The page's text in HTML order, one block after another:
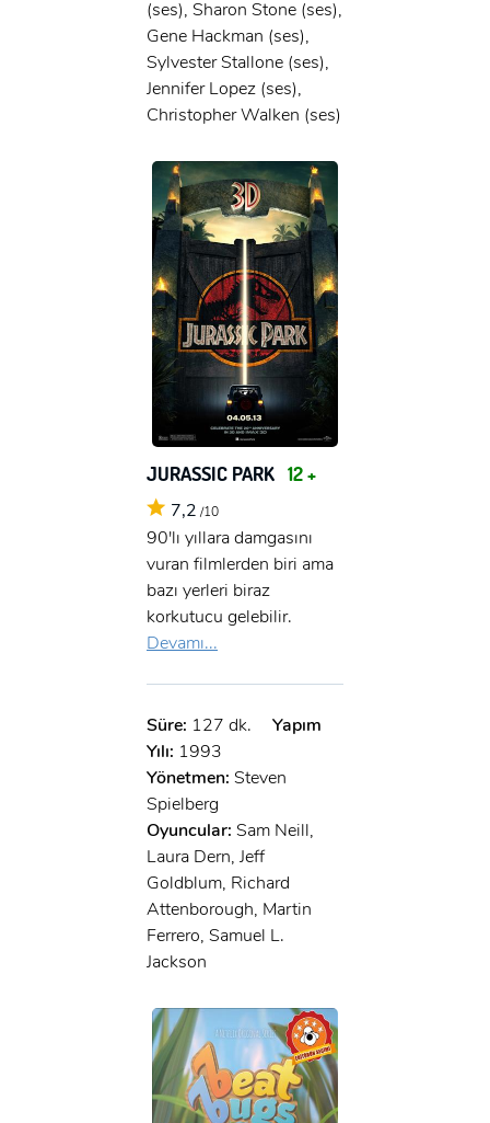
(ses), Sharon Stone (ses),
Gene Hackman (ses),
Sylvester Stallone (ses),
Jennifer Lopez (ses),
Christopher Walken (ses)
JURASSIC PARK 12 +
7,2 /10
90'lı yıllara damgasını
vuran filmlerden biri ama
bazı yerleri biraz
korkutucu gelebilir.
Devamı...
Süre: 127 dk.
Yapım
Yılı: 1993
Yönetmen: Steven
Spielberg
Oyuncular: Sam Neill,
Laura Dern, Jeff
Goldblum, Richard
Attenborough, Martin
Ferrero, Samuel L.
Jackson